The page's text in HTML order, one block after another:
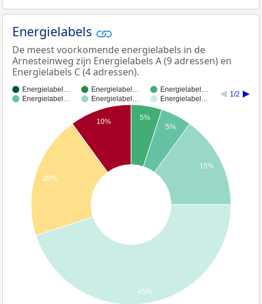
Energielabels
De meest voorkomende energielabels in de
Arnesteinweg zijn Energielabels A (9 adressen) en
Energielabels C (4 adressen).
Energielabel… Energielabel…
Energielabel…
Energielabel…
Energielabel… Energielabel…
1/2
5%
5%
15%
10%
20%
45%